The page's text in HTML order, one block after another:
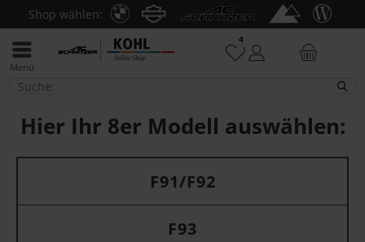
Shop wählen:
4
Menü
8
Hier Ihr 8er Modell auswählen:
F91/F92
F93